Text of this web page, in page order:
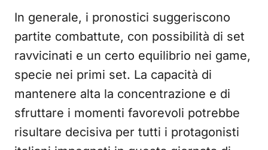
In generale, i pronostici suggeriscono
partite combattute, con possibilità di set
ravvicinati e un certo equilibrio nei game,
specie nei primi set. La capacità di
mantenere alta la concentrazione e di
sfruttare i momenti favorevoli potrebbe
risultare decisiva per tutti i protagonisti